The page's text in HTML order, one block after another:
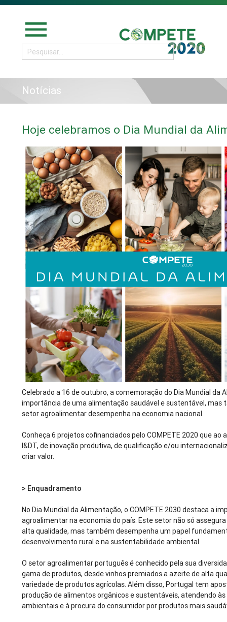
menu
Notícias
Hoje celebramos o Dia Mundial da
Celebrado a 16 de outubro, a comemoração do Dia Mundial da
importância de uma alimentação saudável e sustentável, mas
setor agroalimentar desempenha na economia nacional.
Conheça 6 projetos cofinanciados pelo COMPETE 2020 que
I&DT, de inovação produtiva, de qualificação e/ou
criar valor.
> Enquadramento
No Dia Mundial da Alimentação, o COMPETE 2030 destaca a
agroalimentar na economia do país. Este setor não só
alta qualidade, mas também desempenha um papel
desenvolvimento rural e na sustentabilidade ambiental.
O setor agroalimentar português é conhecido pela sua
gama de produtos, desde vinhos premiados a azeite de alta
variedade de produtos agrícolas. Além disso, Portugal tem
produção de alimentos orgânicos e sustentáveis, atendendo
ambientais e à procura do consumidor por produtos mais